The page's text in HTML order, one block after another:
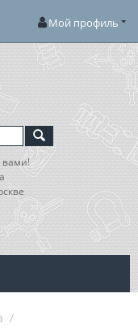
Мой профиль
вами!
/